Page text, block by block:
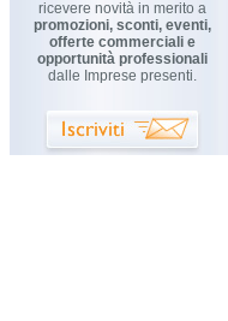
ricevere novità in merito a
promozioni, sconti, eventi,
offerte commerciali e
opportunità professionali
dalle Imprese presenti.